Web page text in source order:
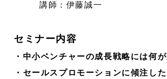
講師：伊藤誠一
セミナー内容
・中小ベンチャーの成長戦略には何
・セールスプロモーションに傾注し